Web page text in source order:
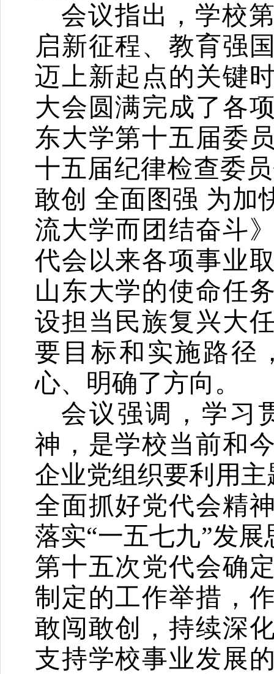
会议指出，学校
启新征程、教育强
迈上新起点的关键
大会圆满完成了各
东大学第十五届委
十五届纪律检查委
敢创 全面图强 为加
流大学而团结奋斗
代会以来各项事业
山东大学的使命任
设担当民族复兴大
要目标和实施路径
心、明确了方向。
会议强调，学习
神，是学校当前和
企业党组织要利用
全面抓好党代会精
落实“一五七九”发
第十五次党代会确
制定的工作举措，
敢闯敢创，持续深
支持学校事业发展